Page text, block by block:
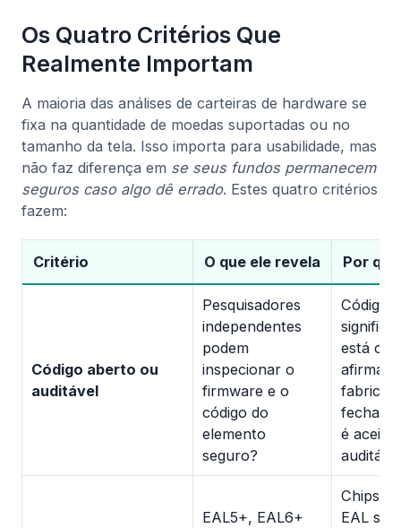
Os Quatro Critérios Que
Realmente Importam
A maioria das análises de carteiras de hardware se
fixa na quantidade de moedas suportadas ou no
tamanho da tela. Isso importa para usabilidade, mas
não faz diferença em se seus fundos permanecem
seguros caso algo dê errado. Estes quatro critérios
fazem:
Critério O que ele revela Por
Código aberto ou
auditável
Pesquisadores
independentes
podem
inspecionar o
firmware e o
código do
elemento
seguro?
Código
significa
está
fechado
é
EAL5+, EAL6+
Chips
EAL